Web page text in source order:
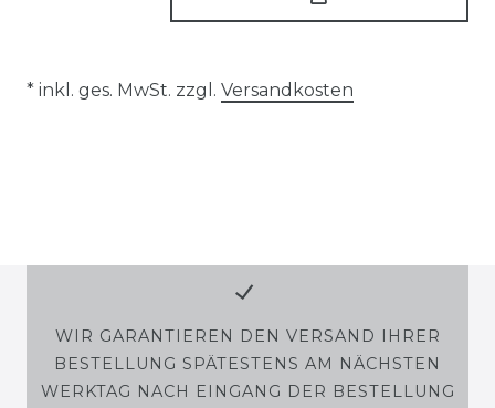
* inkl. ges. MwSt. zzgl. Versandkosten
WIR GARANTIEREN DEN VERSAND IHRER
BESTELLUNG SPÄTESTENS AM NÄCHSTEN
WERKTAG NACH EINGANG DER BESTELLUNG